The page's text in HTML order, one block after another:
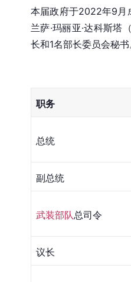
本届政府于2022年9月
兰萨·玛丽亚·达科斯
长和1名部长委员会秘
职务
总统
副总统
武装部队总司令
议长